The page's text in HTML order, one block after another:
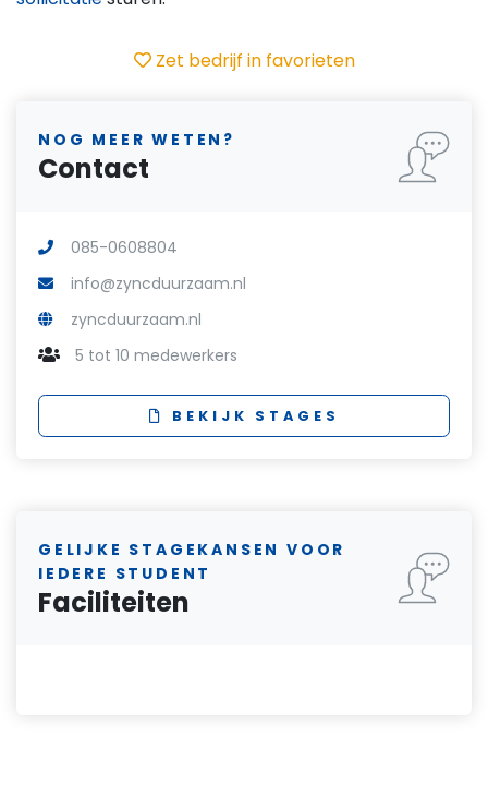
Zet bedrijf in favorieten
NOG MEER WETEN?
Contact
085-0608804
info@zyncduurzaam.nl
zyncduurzaam.nl
5 tot 10 medewerkers
BEKIJK STAGES
GELIJKE STAGEKANSEN VOOR
IEDERE STUDENT
Faciliteiten